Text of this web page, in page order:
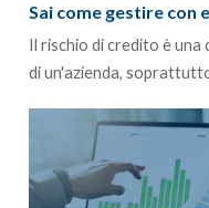
Sai come gestire con
Il rischio di credito è una
di un'azienda,